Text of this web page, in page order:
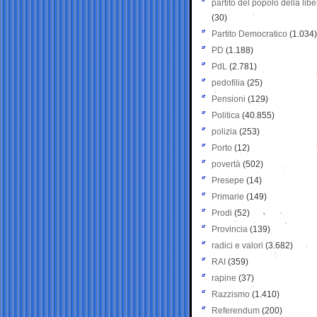
partito del popolo della
(30)
Partito Democratico (1.034)
PD (1.188)
PdL (2.781)
pedofilia (25)
Pensioni (129)
Politica (40.855)
polizia (253)
Porto (12)
povertà (502)
Presepe (14)
Primarie (149)
Prodi (52)
Provincia (139)
radici e valori (3.682)
RAI (359)
rapine (37)
Razzismo (1.410)
Referendum (200)